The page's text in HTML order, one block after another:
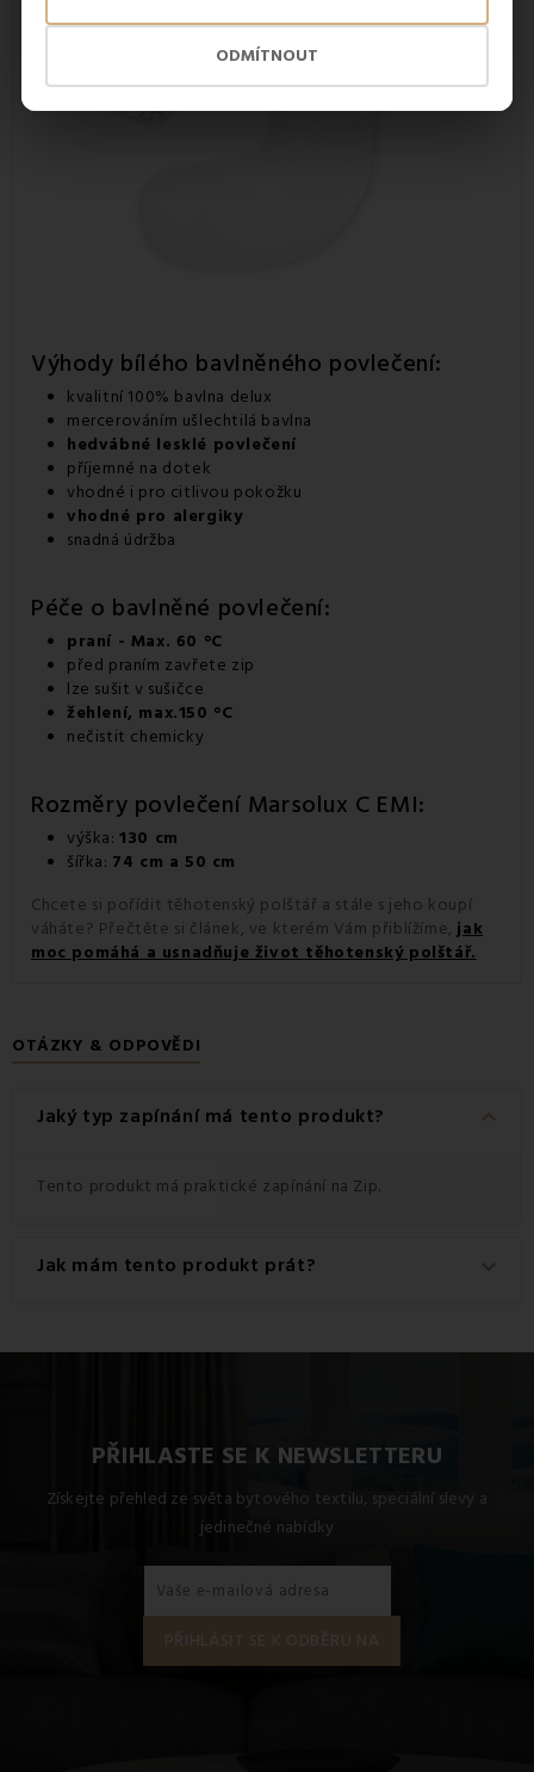
ODMÍTNOUT
Výhody bílého bavlněného povlečení:
kvalitní 100% bavlna delux
mercerováním ušlechtilá bavlna
hedvábné lesklé povlečení
příjemné na dotek
vhodné i pro citlivou pokožku
vhodné pro alergiky
snadná údržba
Péče o bavlněné povlečení:
praní - Max. 60 °C
před praním zavřete zip
lze sušit v sušičce
žehlení, max.150 °C
nečistit chemicky
Rozměry povlečení Marsolux C EMI:
výška:130 cm
šířka: 74 cm a 50 cm
Chcete si pořídit těhotenský polštář a stále s jeho koupí
váháte? Přečtěte si článek, ve kterém Vám přiblížíme,jak
moc pomáhá a usnadňuje život těhotenský polštář.
OTÁZKY & ODPOVĚDI
Jaký typ zapínání má tento produkt? keyboard_arrow_down
Tento produkt má praktické zapínání na Zip.
Jak mám tento produkt prát?
PŘIHLASTE SE K NEWSLETTERU
Získejte přehled ze světa bytového textilu, speciální slevy a
jedinečné nabídky